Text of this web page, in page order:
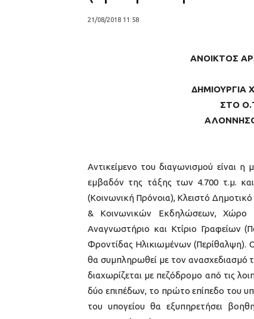
21/08/2018 11:58
ΑΝΟΙΚΤΟΣ
ΔΗΜΙΟΥΡΓΙΑ
ΣΤΟ
Αντικείμενο του διαγωνισμού είναι
εμβαδόν της τάξης των 4.700 τ.μ.
(Κοινωνική Πρόνοια), Κλειστό
& Κοινωνικών Εκδηλώσεων, Χώρο
Αναγνωστήριο και Κτίριο Γραφείων
Φροντίδας Ηλικιωμένων (Περίθαλψη).
θα συμπληρωθεί με τον ανασχεδιασμό
διαχωρίζεται με πεζόδρομο από τις
δύο επιπέδων, το πρώτο επίπεδο του
του υπογείου θα εξυπηρετήσει